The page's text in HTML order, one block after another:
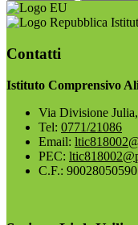
Contatti
Istituto Comprensivo
Via Divisione
Tel: 0771/21086
Email:
PEC:
C.F.: 90028050590